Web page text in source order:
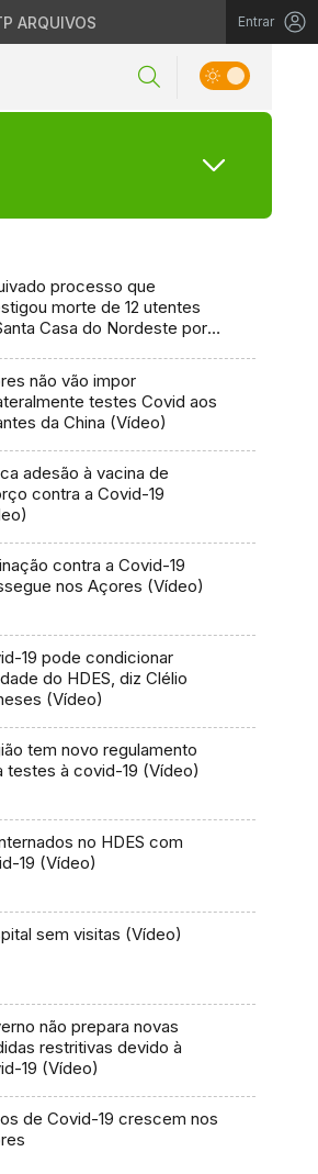
ARQUIVOS Entrar
processo que
morte de 12 utentes
Casa do Nordeste por
não vão impor
testes Covid aos
da China (Vídeo)
adesão à vacina de
contra a Covid-19
contra a Covid-19
nos Açores (Vídeo)
19 pode condicionar
do HDES, diz Clélio
(Vídeo)
tem novo regulamento
testes à covid-19 (Vídeo)
no HDES com
19 (Vídeo)
sem visitas (Vídeo)
não prepara novas
restritivas devido à
19 (Vídeo)
de Covid-19 crescem nos